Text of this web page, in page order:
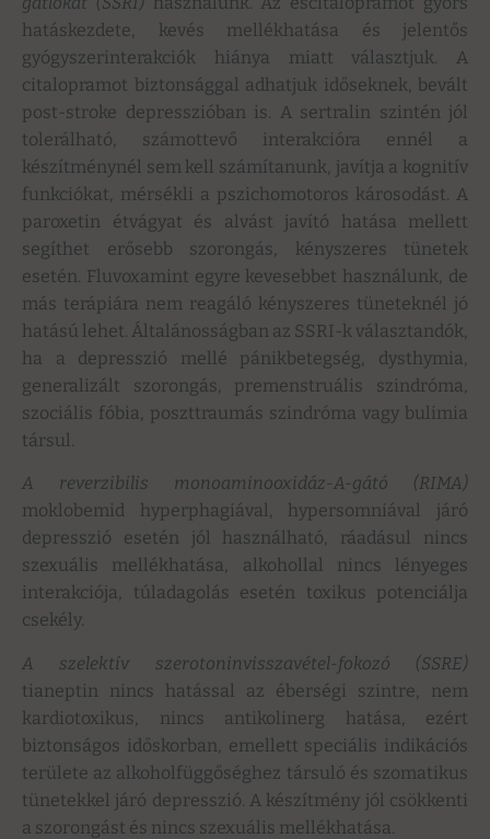
hatáskezdete, kevés mellékhatása és jelentős
gyógyszerinterakciók hiánya miatt választjuk. A
citalopramot biztonsággal adhatjuk időseknek, bevált
post-stroke depresszióban is. A sertralin szintén jól
tolerálható, számottevő interakcióra ennél a
készítménynél sem kell számítanunk, javítja a kognitív
funkciókat, mérsékli a pszichomotoros károsodást. A
paroxetin étvágyat és alvást javító hatása mellett
segíthet erősebb szorongás, kényszeres tünetek
esetén. Fluvoxamint egyre kevesebbet használunk, de
más terápiára nem reagáló kényszeres tüneteknél jó
hatású lehet. Általánosságban az SSRI-k választandók,
ha a depresszió mellé pánikbetegség, dysthymia,
generalizált szorongás, premenstruális szindróma,
szociális fóbia, poszttraumás szindróma vagy bulimia
társul.
A reverzibilis monoaminooxidáz-A-gátó (RIMA)
moklobemid hyperphagiával, hypersomniával járó
depresszió esetén jól használható, ráadásul nincs
szexuális mellékhatása, alkohollal nincs lényeges
interakciója, túladagolás esetén toxikus potenciálja
csekély.
A szelektív szerotoninvisszavétel-fokozó (SSRE)
tianeptin nincs hatással az éberségi szintre, nem
kardiotoxikus, nincs antikolinerg hatása, ezért
biztonságos időskorban, emellett speciális indikációs
területe az alkoholfüggőséghez társuló és szomatikus
tünetekkel járó depresszió. A készítmény jól csökkenti
a szorongást és nincs szexuális mellékhatása.